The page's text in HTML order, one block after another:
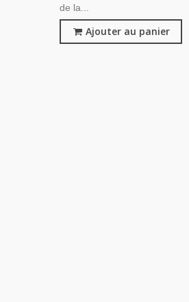
de la...
Ajouter au panier